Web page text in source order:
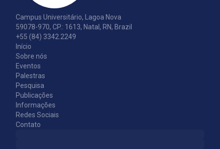
Campus Universitário, Lagoa Nova
59078-970, CP.: 1613, Natal, RN, Brazil
+55 (84) 3342.2249
Início
Sobre nós
Eventos
Palestras
Pesquisa
Publicações
Informações
Redes Sociais
Contato